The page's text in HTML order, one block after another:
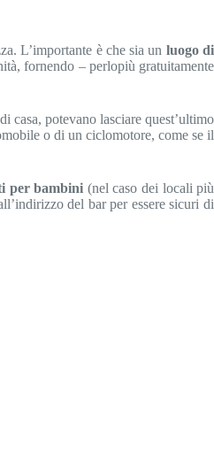
L’importante è che sia un luogo di
fornendo – perlopiù gratuitamente
potevano lasciare quest’ultimo
o di un ciclomotore, come se il
per bambini (nel caso dei locali più
del bar per essere sicuri di